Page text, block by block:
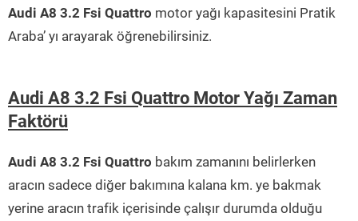
Audi A8 3.2 Fsi Quattro motor yağı kapasitesini Pratik
Araba’ yı arayarak öğrenebilirsiniz.
Audi A8 3.2 Fsi Quattro Motor Yağı Zaman
Faktörü
Audi A8 3.2 Fsi Quattro bakım zamanını belirlerken
aracın sadece diğer bakımına kalana km. ye bakmak
yerine aracın trafik içerisinde çalışır durumda olduğu